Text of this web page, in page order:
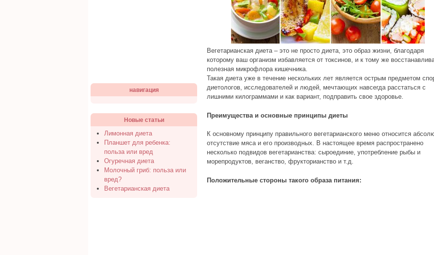
Вегетарианская диета – это не просто диета, это образ жизни, благодаря
которому ваш организм избавляется от токсинов, и к тому же
полезная микрофлора кишечника.
Такая диета уже в течение нескольких лет является острым предметом
диетологов, исследователей и людей, мечтающих навсегда расстаться с
лишними килограммами и как вариант, подправить свое здоровье.
Преимущества и основные принципы диеты
К основному принципу правильного вегетарианского меню относится
отсутствие мяса и его производных. В настоящее время распространено
несколько подвидов вегетарианства: сыроединие, употребление рыбы и
морепродуктов, веганство, фрукторианство и т.д.
Положительные стороны такого образа питания:
навигация
Новые статьи
Лимонная диета
Планшет для ребенка:
польза или вред
Огуречная диета
Молочный гриб: польза или
вред?
Вегетарианская диета